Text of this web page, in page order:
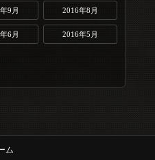
9月 2016年8月
6月 2016年5月
ム